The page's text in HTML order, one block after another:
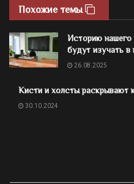
Похожие темы
Историю нашего
будут изучать в
26.08.2025
Кисти и холсты раскрывают
30.10.2024